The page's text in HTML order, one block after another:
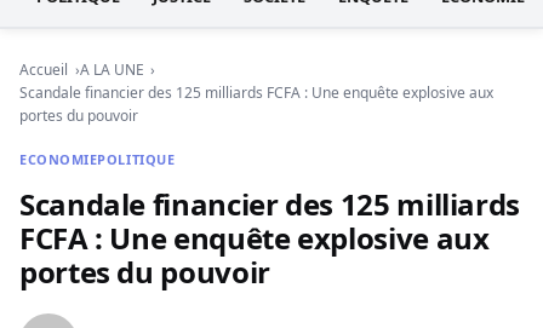
Accueil
A LA UNE
Scandale financier des 125 milliards FCFA : Une enquête explosive aux
portes du pouvoir
ECONOMIEPOLITIQUE
Scandale financier des 125 milliards
FCFA : Une enquête explosive aux
portes du pouvoir